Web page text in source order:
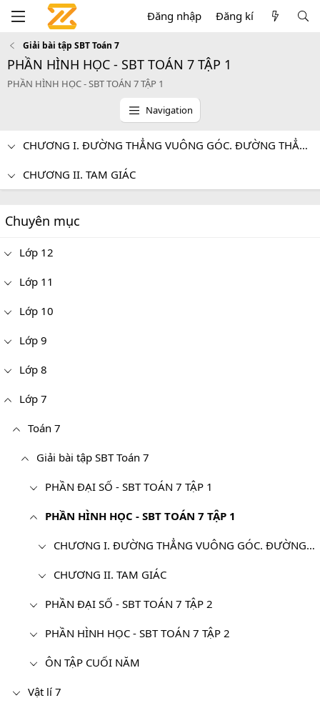
Đăng nhập Đăng kí
Giải bài tập SBT Toán 7
PHẦN HÌNH HỌC - SBT TOÁN 7 TẬP 1
PHẦN HÌNH HỌC - SBT TOÁN 7 TẬP 1
Navigation
CHƯƠNG I. ĐƯỜNG THẲNG VUÔNG GÓC. ĐƯỜNG THẲNG SONG SONG
CHƯƠNG II. TAM GIÁC
Chuyên mục
Lớp 12
Lớp 11
Lớp 10
Lớp 9
Lớp 8
Lớp 7
Toán 7
Giải bài tập SBT Toán 7
PHẦN ĐẠI SỐ - SBT TOÁN 7 TẬP 1
PHẦN HÌNH HỌC - SBT TOÁN 7 TẬP 1
CHƯƠNG I. ĐƯỜNG THẲNG VUÔNG GÓC. ĐƯỜNG THẲNG SONG SONG
CHƯƠNG II. TAM GIÁC
PHẦN ĐẠI SỐ - SBT TOÁN 7 TẬP 2
PHẦN HÌNH HỌC - SBT TOÁN 7 TẬP 2
ÔN TẬP CUỐI NĂM
Vật lí 7